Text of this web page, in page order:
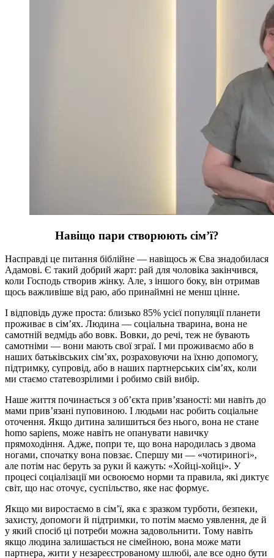
Навіщо пари створюють сім’ї?
Насправді це питання біблійне — навіщось ж Єва знадобилася
Адамові. Є такий добрий жарт: рай для чоловіка закінчився,
коли Господь створив жінку. Але, з іншого боку, він отримав
щось важливіше від раю, або принаймні не менш цінне.
І відповідь дуже проста: близько 85% усієї популяції планети
проживає в сім’ях. Людина — соціальна тварина, вона не
самотній ведмідь або вовк. Вовки, до речі, теж не бувають
самотніми — вони мають свої зграї. І ми проживаємо або в
наших батьківських сім’ях, розраховуючи на їхню допомогу,
підтримку, супровід, або в наших партнерських сім’ях, коли
ми стаємо статевозрілими і робимо свій вибір.
Наше життя починається з об’єкта прив’язаності: ми навіть до
мами прив’язані пуповиною. І людьми нас робить соціальне
оточення. Якщо дитина залишиться без нього, вона не стане
homo sapiens, може навіть не опанувати навичку
прямоходіння. Адже, попри те, що вона народилась з двома
ногами, спочатку вона повзає. Спершу ми — «чотириногі»,
але потім нас беруть за руки й кажуть: «Хойці-хойці». У
процесі соціалізації ми освоюємо норми та правила, які диктує
світ, що нас оточує, суспільство, яке нас формує.
Якщо ми виростаємо в сім’ї, яка є зразком турботи, безпеки,
захисту, допомоги й підтримки, то потім маємо уявлення, де й
у який спосіб ці потреби можна задовольнити. Тому навіть
якщо людина залишається не сімейною, вона може мати
партнера, жити у незареєстрованому шлюбі, але все одно бути